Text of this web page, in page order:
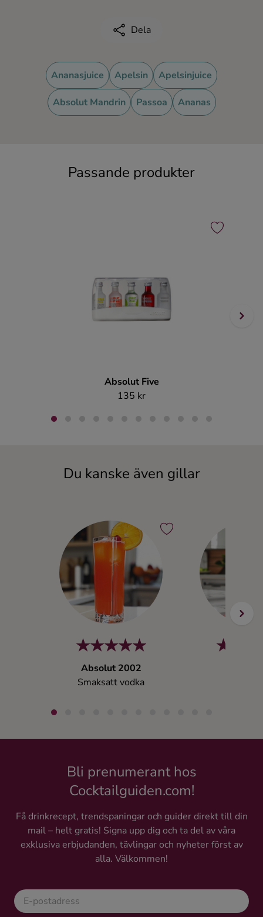
Dela
Ananasjuice Apelsin Apelsinjuice
Absolut Mandrin Passoa Ananas
Passande produkter
Absolut Five
135 kr
Du kanske även gillar
Absolut 2002
Smaksatt vodka
Bli prenumerant hos
Cocktailguiden.com!
Få drinkrecept, trendspaningar och guider direkt till din
mail – helt gratis! Signa upp dig och ta del av våra
exklusiva erbjudanden, tävlingar och nyheter först av
alla. Välkommen!